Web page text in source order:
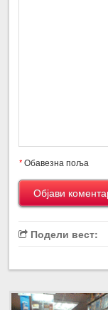
*Обавезна поља
Подели вест: